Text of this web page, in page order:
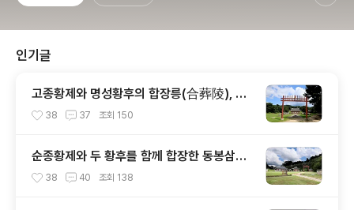
인기글
고종황제와 명성황후의 합장릉(合葬陵), 홍
릉(洪陵)
38 37 조회 150
순종황제와 두 황후를 함께 합장한 동봉삼실
합장릉, 유릉(裕陵)
38 40 조회 138